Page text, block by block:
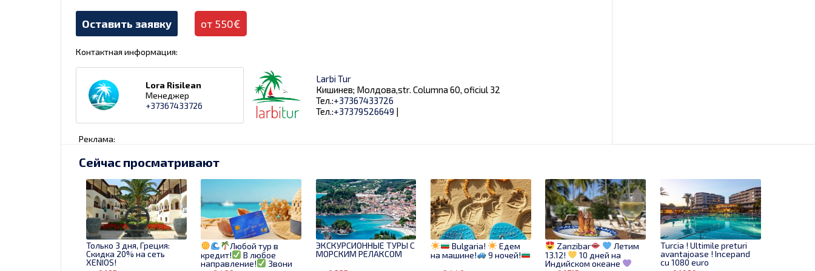
Оставить заявку от 550€
Контактная информация:
Lora Risilean
Менеджер
+37367433726
Larbi Tur
Кишинев; Молдова,str. Columna 60, oficiul 32
Тел.:+37367433726
Тел.:+37379526649 |
Реклама:
Сейчас просматривают
Только 3 дня, Греция:
Скидка 20% на сеть
XENIOS!
Любой тур в
кредит!
В любое
направление!
Звони
ЭКСКУРСИОННЫЕ ТУРЫ С
МОРСКИМ РЕЛАКСОМ
Bulgaria!
Едем
на машине!
9 ночей!
Zanzibar
Летим
13.12!
10 дней на
Индийском океане
Turcia ! Ultimile preturi
avantajoase ! Incepand
cu 1080 euro